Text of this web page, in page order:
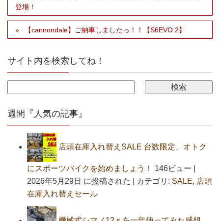
登場！
【cannondale】ご納車しましたっ！！【S6EVO 2】
サイト内を検索してね！
週間『人気の記事』
店頭在庫入れ替えSALE 台数限定、オトク
にスポーツバイクを始めましょう！ 146ビュー
2026年5月29日 に投稿された
カテゴリ: SALE, 店頭
在庫入れ替えセール